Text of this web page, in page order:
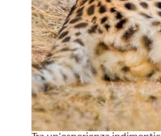
Da Moremi volerai poi
Chobe è la capitale
dove la natura domina
selvatic africano (o licaone)
All’estremità opposta del
Riverfront (o area di
mandrie di elefanti, ma